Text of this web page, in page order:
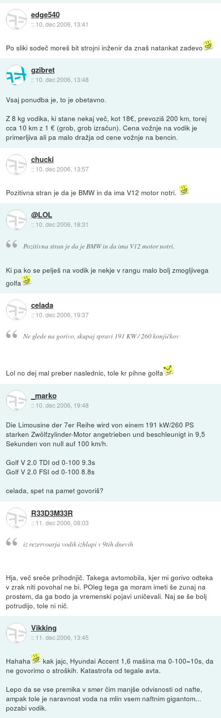
edge540
:: 10. dec 2006, 13:41
Po sliki sodeč moreš bit strojni inženir da znaš natankat zadevo
gzibret
:: 10. dec 2006, 13:48
Vsaj ponudba je, to je obetavno.
Z 8 kg vodika, ki stane nekaj več, kot 18€, prevoziš 200 km, torej
cca 10 km z 1 € (grob, grob izračun). Cena vožnje na vodik je
primerljiva ali pa malo dražja od cene vožnje na bencin.
chucki
:: 10. dec 2006, 13:57
Pozitivna stran je da je BMW in da ima V12 motor notri.
@LOL
:: 10. dec 2006, 18:31
Pozitivna stran je da je BMW in da ima V12 motor notri.
Ki pa ko se pelješ na vodik je nekje v rangu malo bolj zmogljivega
golfa
celada
:: 10. dec 2006, 19:37
Ne glede na gorivo, skupaj spravi 191 KW / 260 konjičkov
Lol no dej mal preber naslednic, tole kr pihne golfa
_marko
:: 10. dec 2006, 19:48
Die Limousine der 7er Reihe wird von einem 191 kW/260 PS
starken Zwölfzylinder-Motor angetrieben und beschleunigt in 9,5
Sekunden von null auf 100 km/h.
Golf V 2.0 TDI od 0-100 9.3s
Golf V 2.0 FSI od 0-100 8.8s
celada, spet na pamet govoriš?
R33D3M33R
:: 11. dec 2006, 08:03
iz rezervoarja vodik izhlapi v 9tih dnevih
Hja, več sreče prihodnjič. Takega avtomobila, kjer mi gorivo odteka
v zrak niti povohal ne bi. POleg tega ga moram imeti še zunaj na
prostem, da ga bodo ja vremenski pojavi uničevali. Naj se še bolj
potrudijo, tole ni nič.
Vikking
:: 11. dec 2006, 13:45
Hahaha
kak jajc, Hyundai Accent 1,6 mašina ma 0-100=10s, da
ne govorimo o stroških. Katastrofa od tegale avta.
Lepo da se vse premika v smer čim manjše odvisnosti od nafte,
ampak tole je naravnost voda na mlin vsem naftnim gigantom...
pozabi vodik.